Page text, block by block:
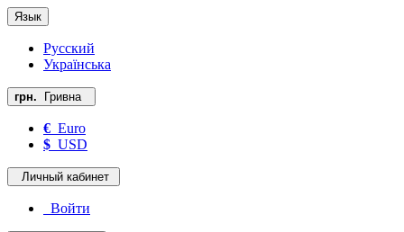
Язык
Русский
Українська
грн. Гривна
€ Euro
$ USD
Личный кабинет
Войти